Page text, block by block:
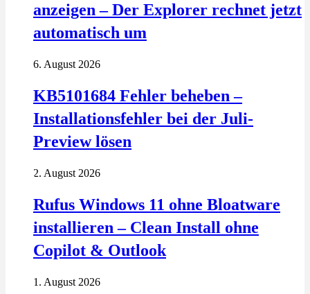
anzeigen – Der Explorer rechnet jetzt
automatisch um
6. August 2026
KB5101684 Fehler beheben –
Installationsfehler bei der Juli-
Preview lösen
2. August 2026
Rufus Windows 11 ohne Bloatware
installieren – Clean Install ohne
Copilot & Outlook
1. August 2026